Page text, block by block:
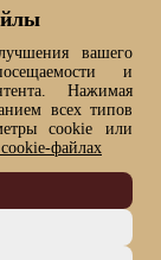
его наличие
данных
вашего
и
Нажимая
всех типов
cookie или
файлах